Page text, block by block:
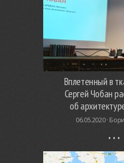
Вплетенный в
Сергей Чобан
об
06.05.2020 ·